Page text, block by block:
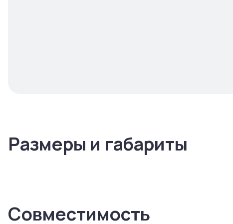
Размеры и габариты
Совместимость